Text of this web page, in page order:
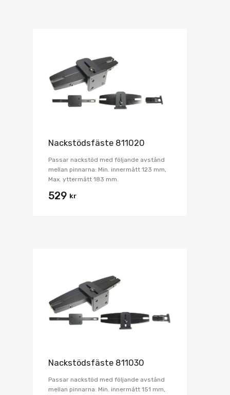
Nackstödsfäste 811020
Passar nackstöd med följande avstånd
mellan pinnarna: Min. innermått 123 mm,
Max. yttermått 183 mm.
529 kr
Nackstödsfäste 811030
Passar nackstöd med följande avstånd
mellan pinnarna: Min. innermått 151 mm,